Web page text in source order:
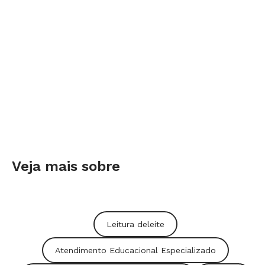
Veja mais sobre
Leitura deleite
Atendimento Educacional Especializado